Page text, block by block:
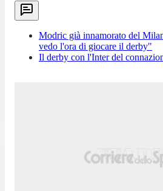
Modric già innamorato del
vedo l'ora di giocare il derby"
Il derby con l'Inter del